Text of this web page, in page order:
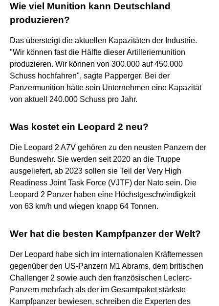
Wie viel Munition kann Deutschland
produzieren?
Das übersteigt die aktuellen Kapazitäten der Industrie.
"Wir können fast die Hälfte dieser Artilleriemunition
produzieren. Wir können von 300.000 auf 450.000
Schuss hochfahren", sagte Papperger. Bei der
Panzermunition hätte sein Unternehmen eine Kapazität
von aktuell 240.000 Schuss pro Jahr.
Was kostet ein Leopard 2 neu?
Die Leopard 2 A7V gehören zu den neusten Panzern der
Bundeswehr. Sie werden seit 2020 an die Truppe
ausgeliefert, ab 2023 sollen sie Teil der Very High
Readiness Joint Task Force (VJTF) der Nato sein. Die
Leopard 2 Panzer haben eine Höchstgeschwindigkeit
von 63 km/h und wiegen knapp 64 Tonnen.
Wer hat die besten Kampfpanzer der Welt?
Der Leopard habe sich im internationalen Kräftemessen
gegenüber den US‑Panzern M1 Abrams, dem britischen
Challenger 2 sowie auch den französischen Leclerc-
Panzern mehrfach als der im Gesamtpaket stärkste
Kampfpanzer bewiesen, schreiben die Experten des